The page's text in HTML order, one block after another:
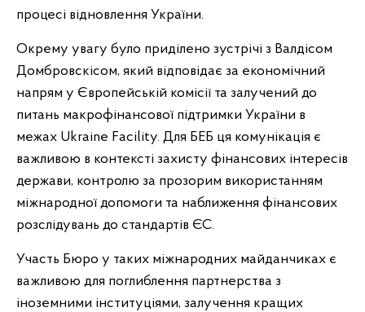
процесі відновлення України.
Окрему увагу було приділено зустрічі з Валдісом
Домбровскісом, який відповідає за економічний
напрям у Європейській комісії та залучений до
питань макрофінансової підтримки України в
межах Ukraine Facility. Для БЕБ ця комунікація є
важливою в контексті захисту фінансових інтересів
держави, контролю за прозорим використанням
міжнародної допомоги та наближення фінансових
розслідувань до стандартів ЄС.
Участь Бюро у таких міжнародних майданчиках є
важливою для поглиблення партнерства з
іноземними інституціями, залучення кращих